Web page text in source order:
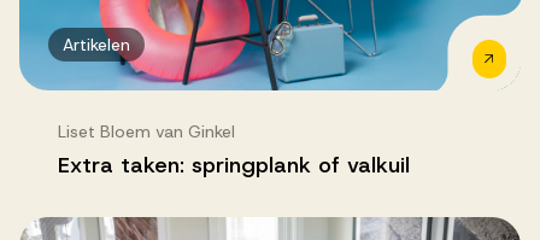
Artikelen
Liset Bloem van Ginkel
Extra taken: springplank of valkuil